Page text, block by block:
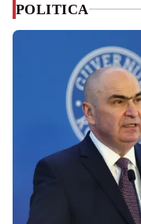
POLITICA